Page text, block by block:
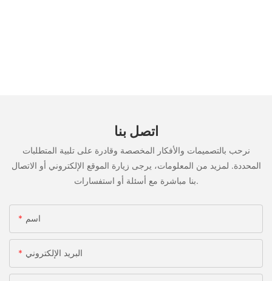
اتصل بنا
نرحب بالتصميمات والأفكار المخصصة وقادرة على تلبية المتطلبات
المحددة. لمزيد من المعلومات، يرجى زيارة الموقع الإلكتروني أو الاتصال
بنا مباشرة مع أسئلة أو استفسارات.
اسم
البريد الإلكتروني